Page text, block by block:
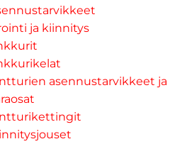
ja kiinnitys
asennustarvikkeet ja